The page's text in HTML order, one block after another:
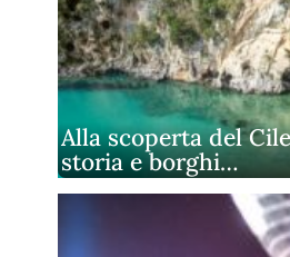
Alla scoperta del
storia e borghi…